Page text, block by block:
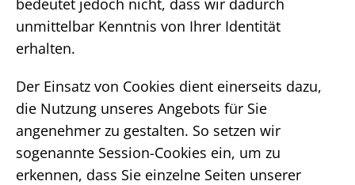
unmittelbar Kenntnis von Ihrer Identität
erhalten.
Der Einsatz von Cookies dient einerseits dazu,
die Nutzung unseres Angebots für Sie
angenehmer zu gestalten. So setzen wir
sogenannte Session-Cookies ein, um zu
erkennen, dass Sie einzelne Seiten unserer